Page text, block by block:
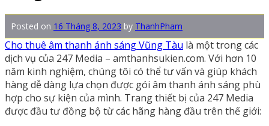
Posted on 16 Tháng 8, 2023 by ThanhPham
Cho thuê âm thanh ánh sáng Vũng Tàu là một trong các
dịch vụ của 247 Media – amthanhsukien.com. Với hơn 10
năm kinh nghiệm, chúng tôi có thể tư vấn và giúp khách
hàng dễ dàng lựa chọn được gói âm thanh ánh sáng phù
hợp cho sự kiện của mình. Trang thiết bị của 247 Media
được đầu tư đồng bộ từ các hãng hàng đầu trên thế giới: